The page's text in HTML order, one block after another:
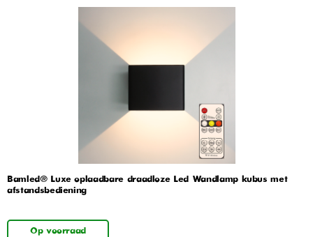
Bamled® Luxe oplaadbare draadloze Led Wandlamp kubus met
afstandsbediening
Op voorraad